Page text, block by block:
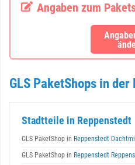
Angaben zum
GLS PaketShops in der
Stadtteile in Reppenstedt
GLS PaketShop in Reppenstedt
GLS PaketShop in Reppenstedt